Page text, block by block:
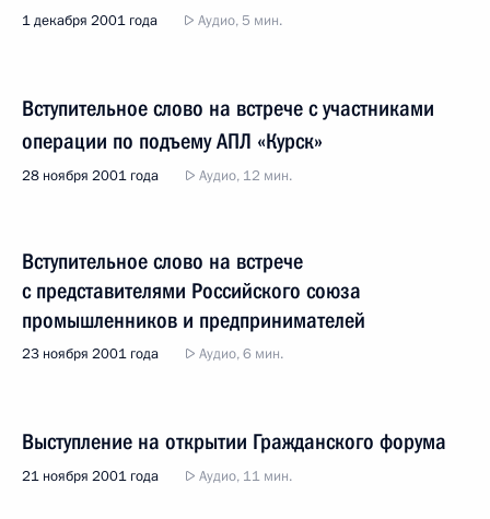
1 декабря 2001 года Аудио, 5 мин.
Вступительное слово на встрече с участниками
операции по подъему АПЛ «Курск»
28 ноября 2001 года Аудио, 12 мин.
Вступительное слово на встрече
с представителями Российского союза
промышленников и предпринимателей
23 ноября 2001 года Аудио, 6 мин.
Выступление на открытии Гражданского форума
21 ноября 2001 года Аудио, 11 мин.